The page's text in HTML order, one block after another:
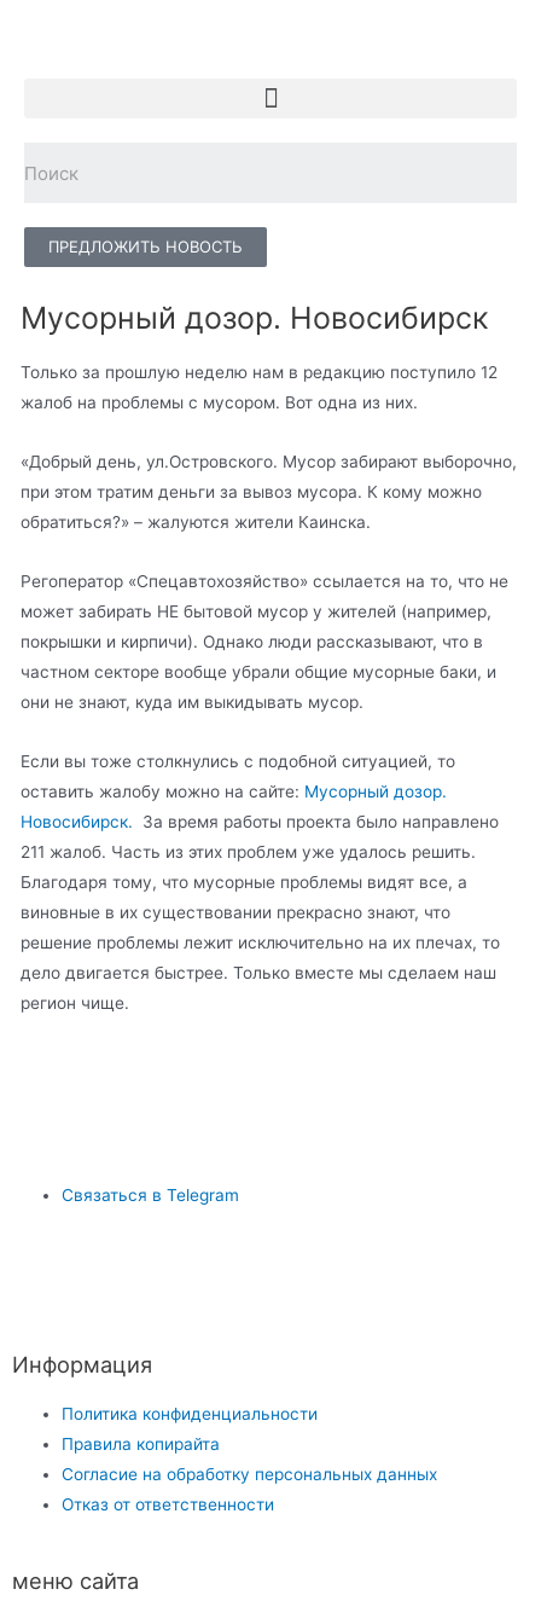
ПРЕДЛОЖИТЬ НОВОСТЬ
Мусорный дозор. Новосибирск
Только за прошлую неделю нам в редакцию поступило 12
жалоб на проблемы с мусором. Вот одна из них.
«Добрый день, ул.Островского. Мусор забирают выборочно,
при этом тратим деньги за вывоз мусора. К кому можно
обратиться?» – жалуются жители Каинска.
Регоператор «Спецавтохозяйство» ссылается на то, что не
может забирать НЕ бытовой мусор у жителей (например,
покрышки и кирпичи). Однако люди рассказывают, что в
частном секторе вообще убрали общие мусорные баки, и
они не знают, куда им выкидывать мусор.
Если вы тоже столкнулись с подобной ситуацией, то
оставить жалобу можно на сайте: Мусорный дозор.
Новосибирск. За время работы проекта было направлено
211 жалоб. Часть из этих проблем уже удалось решить.
Благодаря тому, что мусорные проблемы видят все, а
виновные в их существовании прекрасно знают, что
решение проблемы лежит исключительно на их плечах, то
дело двигается быстрее. Только вместе мы сделаем наш
регион чище.
Связаться в Telegram
Информация
Политика конфиденциальности
Правила копирайта
Согласие на обработку персональных данных
Отказ от ответственности
меню сайта